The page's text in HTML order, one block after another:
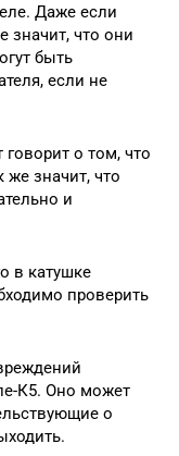
Даже если
значит, что они
быть
если не
о том, что
же значит, что
и
в катушке
проверить
К5. Оно может
о